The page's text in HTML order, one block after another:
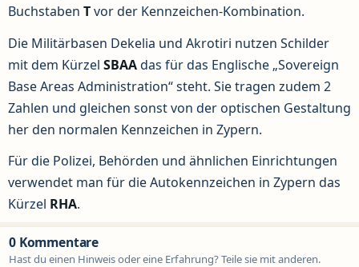
Buchstaben Tvor der Kennzeichen-Kombination.
Die Militärbasen Dekelia und Akrotiri nutzen Schilder
mit dem Kürzel SBAAdas für das Englische „Sovereign
Base Areas Administration“ steht. Sie tragen zudem 2
Zahlen und gleichen sonst von der optischen Gestaltung
her den normalen Kennzeichen in Zypern.
Für die Polizei, Behörden und ähnlichen Einrichtungen
verwendet man für die Autokennzeichen in Zypern das
Kürzel RHA.
0 Kommentare
Hast du einen Hinweis oder eine Erfahrung? Teile sie mit anderen.